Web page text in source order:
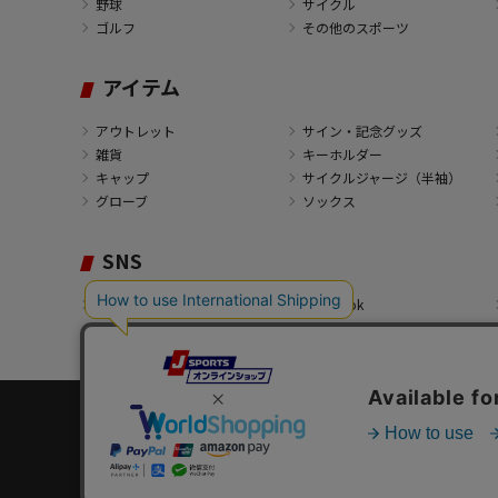
野球
サイクル
ゴルフ
その他のスポーツ
アイテム
アウトレット
サイン・記念グッズ
雑貨
キーホルダー
キャップ
サイクルジャージ（半袖）
グローブ
ソックス
SNS
X Facebook
Copyright© 2003 -